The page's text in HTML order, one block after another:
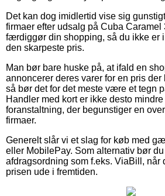
Det kan dog imidlertid vise sig
firmaer efter udsalg på Cuba Caramel
færdiggør din shopping, så du ikke er
den skarpeste pris.
Man bør bare huske på, at ifald en
annoncerer deres varer for en pris der
så bør det for det meste være et tegn
Handler med kort er ikke desto mindre
foranstaltning, der begunstiger en
firmaer.
Generelt slår vi et slag for køb med
eller MobilePay. Som alternativ bør
afdragsordning som f.eks. ViaBill, når
prisen ude i fremtiden.